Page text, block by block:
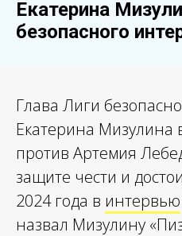
Екатерина
безопасного
Глава Лиги
Екатерина Мизулина
против Артемия
защите чести и
2024 года в интервью
назвал Мизулину